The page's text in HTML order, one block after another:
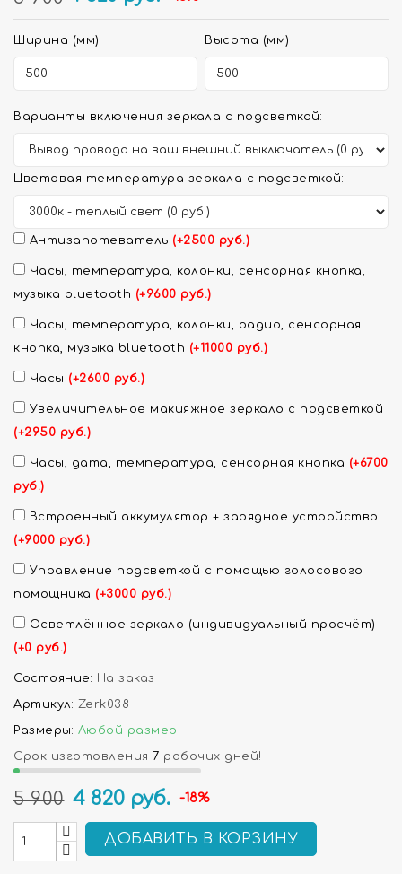
Ширина (мм) Высота (мм)
Варианты включения зеркала с подсветкой:
Цветовая температура зеркала с подсветкой:
Антизапотеватель (+2500 руб.)
Часы, температура, колонки, сенсорная кнопка,
музыка bluetooth (+9600 руб.)
Часы, температура, колонки, радио, сенсорная
кнопка, музыка bluetooth (+11000 руб.)
Часы (+2600 руб.)
Увеличительное макияжное зеркало с подсветкой
(+2950 руб.)
Часы, дата, температура, сенсорная кнопка (+6700
руб.)
Встроенный аккумулятор + зарядное устройство
(+9000 руб.)
Управление подсветкой с помощью голосового
помощника (+3000 руб.)
Осветлённое зеркало (индивидуальный просчёт)
(+0 руб.)
Состояние: На заказ
Артикул: Zerk038
Размеры: Любой размер
Срок изготовления 7 рабочих дней!
5 900 4 820 руб. -18%
ДОБАВИТЬ В КОРЗИНУ